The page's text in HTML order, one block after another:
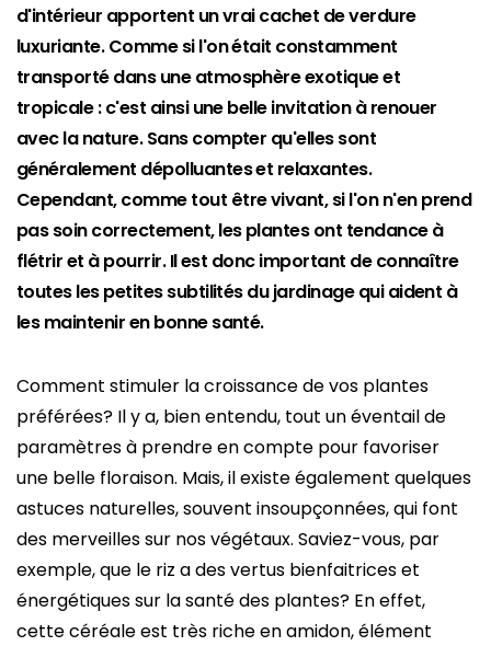
d'intérieur apportent un vrai cachet de verdure
luxuriante. Comme si l'on était constamment
transporté dans une atmosphère exotique et
tropicale : c'est ainsi une belle invitation à renouer
avec la nature. Sans compter qu'elles sont
généralement dépolluantes et relaxantes.
Cependant, comme tout être vivant, si l'on n'en prend
pas soin correctement, les plantes ont tendance à
flétrir et à pourrir. Il est donc important de connaître
toutes les petites subtilités du jardinage qui aident à
les maintenir en bonne santé.
Comment stimuler la croissance de vos plantes
préférées? Il y a, bien entendu, tout un éventail de
paramètres à prendre en compte pour favoriser
une belle floraison. Mais, il existe également quelques
astuces naturelles, souvent insoupçonnées, qui font
des merveilles sur nos végétaux. Saviez-vous, par
exemple, que le riz a des vertus bienfaitrices et
énergétiques sur la santé des plantes? En effet,
cette céréale est très riche en amidon, élément